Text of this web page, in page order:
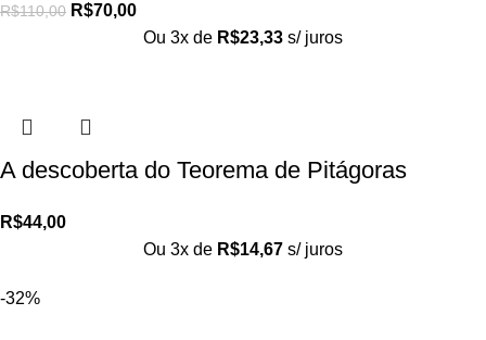
R$110,00 R$70,00
Ou 3x de R$23,33 s/ juros
A descoberta do Teorema de Pitágoras
R$44,00
Ou 3x de R$14,67 s/ juros
-32%